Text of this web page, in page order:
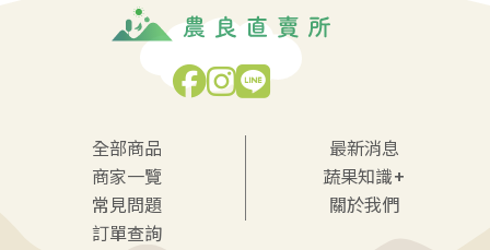
全部商品
最新消息
商家一覽
蔬果知識+
常見問題
關於我們
訂單查詢